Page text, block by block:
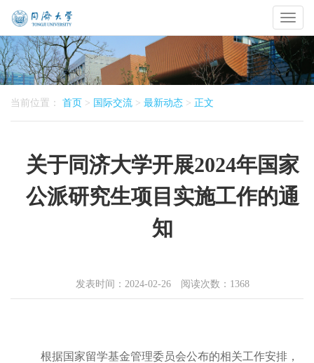
Toggle
当前位置： 首页 > 国际交流 > 最新动态 > 正文
关于同济大学开展2024年国家
公派研究生项目实施工作的通
知
发表时间：2024-02-26 阅读次数： 1368
根据国家留学基金管理委员会公布的相关工作安排，